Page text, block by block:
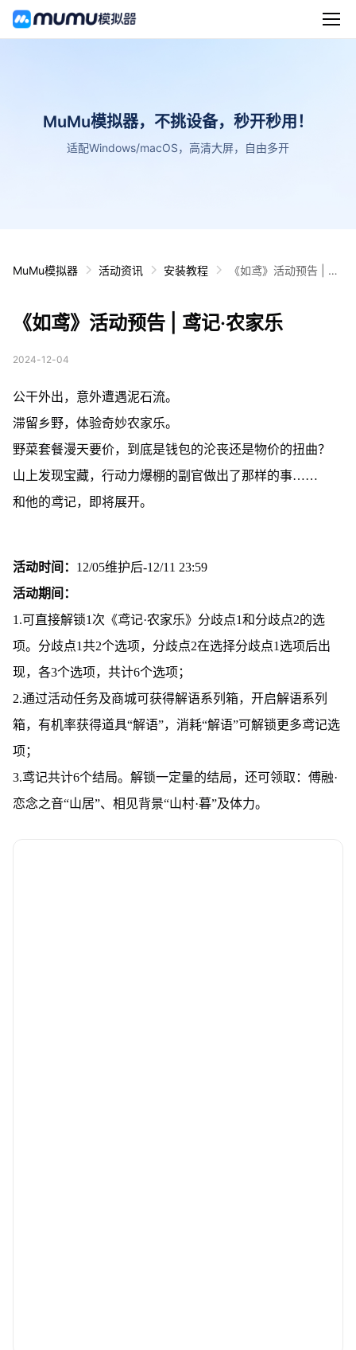
MuMu模拟器，不挑设备，秒开秒用！
适配Windows/macOS，高清大屏，自由多开
MuMu模拟器 活动资讯 安装教程
《如鸢》活动预告 | 鸢
《如鸢》活动预告 | 鸢记·农家乐
2024-12-04
公干外出，意外遭遇泥石流。
滞留乡野，体验奇妙农家乐。
野菜套餐漫天要价，到底是钱包的沦丧还是物价的扭曲？
山上发现宝藏，行动力爆棚的副官做出了那样的事……
和他的鸢记，即将展开。
活动时间： 12/05维护后-12/11 23:59
活动期间：
1.可直接解锁1次《鸢记·农家乐》分歧点1和分歧点2的选
项。分歧点1共2个选项，分歧点2在选择分歧点1选项后出
现，各3个选项，共计6个选项；
2.通过活动任务及商城可获得解语系列箱，开启解语系列
箱，有机率获得道具“解语”，消耗“解语”可解锁更多鸢记选
项；
3.鸢记共计6个结局。解锁一定量的结局，还可领取：傅融·
恋念之音“山居”、相见背景“山村·暮”及体力。